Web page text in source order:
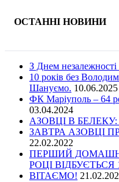
ОСТАННІ НОВИНИ
З Днем незалежності
10 років без
Шануємо. 10.06.2025
ФК Маріуполь – 64
03.04.2024
АЗОВЦІ В
ЗАВТРА АЗОВЦІ
22.02.2022
ПЕРШИЙ
РОЦІ ВІДБУЄТЬСЯ
ВІТАЄМО!